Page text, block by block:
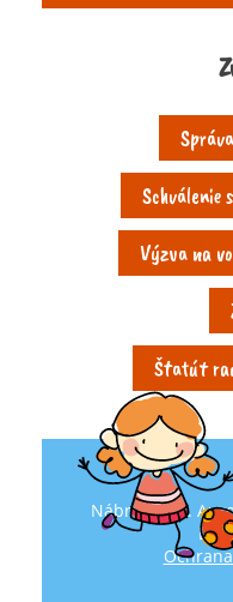
Schválenie
Výzva na
Štatút
Nábrežie Dr.